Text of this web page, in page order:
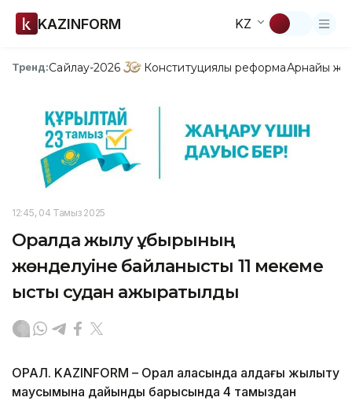
KAZINFORM KZ
Тренд:Сайлау-2026 Конституциялық реформаАрнайы
12:45, 04 Тамыз 2025
Оралда жылу құбырының
жөнделуіне байланысты 11 мекеме
ыстық судан ажыратылды
ОРАЛ. KAZINFORM – Орал қаласында алдағы жылыту
маусымына дайындық барысында 4 тамыздан